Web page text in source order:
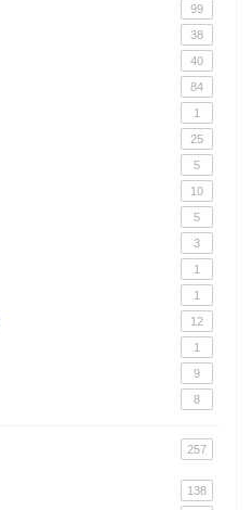
99
38
40
84
1
25
5
10
5
3
1
1
12
1
9
8
257
138